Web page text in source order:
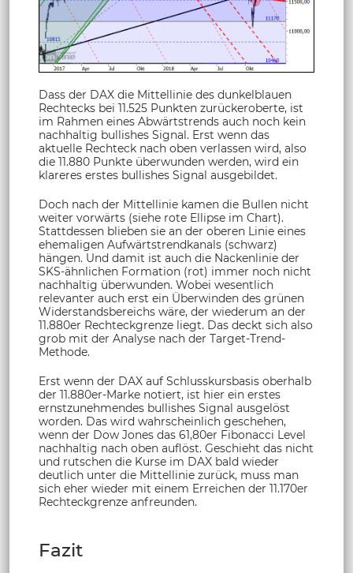
Dass der DAX die Mittellinie des dunkelblauen
Rechtecks bei 11.525 Punkten zurückeroberte, ist
im Rahmen eines Abwärtstrends auch noch kein
nachhaltig bullishes Signal. Erst wenn das
aktuelle Rechteck nach oben verlassen wird, also
die 11.880 Punkte überwunden werden, wird ein
klareres erstes bullishes Signal ausgebildet.
Doch nach der Mittellinie kamen die Bullen nicht
weiter vorwärts (siehe rote Ellipse im Chart).
Stattdessen blieben sie an der oberen Linie eines
ehemaligen Aufwärtstrendkanals (schwarz)
hängen. Und damit ist auch die Nackenlinie der
SKS-ähnlichen Formation (rot) immer noch nicht
nachhaltig überwunden. Wobei wesentlich
relevanter auch erst ein Überwinden des grünen
Widerstandsbereichs wäre, der wiederum an der
11.880er Rechteckgrenze liegt. Das deckt sich also
grob mit der Analyse nach der Target-Trend-
Methode.
Erst wenn der DAX auf Schlusskursbasis oberhalb
der 11.880er-Marke notiert, ist hier ein erstes
ernstzunehmendes bullishes Signal ausgelöst
worden. Das wird wahrscheinlich geschehen,
wenn der Dow Jones das 61,80er Fibonacci Level
nachhaltig nach oben auflöst. Geschieht das nicht
und rutschen die Kurse im DAX bald wieder
deutlich unter die Mittellinie zurück, muss man
sich eher wieder mit einem Erreichen der 11.170er
Rechteckgrenze anfreunden.
Fazit